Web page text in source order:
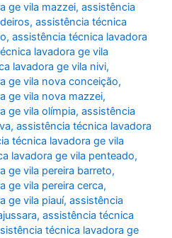
ge vila mazzei,assistência
,assistência técnica
,assistência técnica lavadora
lavadora ge vila
lavadora ge vila nivi,
ge vila nova conceição,
ge vila nova mazzei,
ge vila olímpia,assistência
,assistência técnica lavadora
técnica lavadora ge vila
lavadora ge vila penteado,
ge vila pereira barreto,
ge vila pereira cerca,
ge vila piauí,assistência
,assistência técnica
técnica lavadora ge